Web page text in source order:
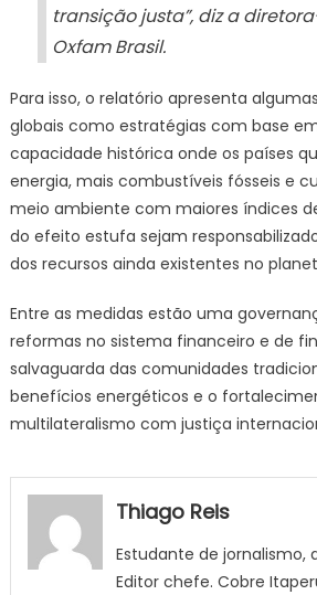
transição justa”, diz a
Oxfam Brasil.
Para isso, o relatório apresenta
globais como estratégias com base
capacidade histórica onde os países
energia, mais combustíveis fósseis e
meio ambiente com maiores índices
do efeito estufa sejam
dos recursos ainda existentes no
Entre as medidas estão uma
reformas no sistema financeiro e de
salvaguarda das comunidades
benefícios energéticos e o
multilateralismo com justiça
Thiago Reis
Estudante de jornalismo,
Editor chefe. Cobre